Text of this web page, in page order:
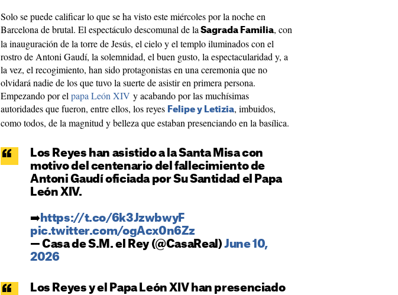
Solo se puede calificar lo que se ha visto este miércoles por la noche en
Barcelona de brutal. El espectáculo descomunal de la Sagrada Familia, con
la inauguración de la torre de Jesús, el cielo y el templo iluminados con el
rostro de Antoni Gaudí, la solemnidad, el buen gusto, la espectacularidad y, a
la vez, el recogimiento, han sido protagonistas en una ceremonia que no
olvidará nadie de los que tuvo la suerte de asistir en primera persona.
Empezando por el papa León XIV y acabando por las muchísimas
autoridades que fueron, entre ellos, los reyes Felipe y Letizia, imbuidos,
como todos, de la magnitud y belleza que estaban presenciando en la basílica.
Los Reyes han asistido a la Santa Misa con
motivo del centenario del fallecimiento de
Antoni Gaudí oficiada por Su Santidad el Papa
León XIV.
➡️https://t.co/6k3JzwbwyF
pic.twitter.com/ogAcx0n6Zz
— Casa de S.M. el Rey (@CasaReal)June 10,
2026
Los Reyes y el Papa León XIV han presenciado